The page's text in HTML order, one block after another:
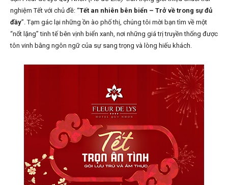
nghiệm Tết với chủ đề: “Tết an nhiên bên biển – Trở về trong sự đủ
đầy”. Tạm gác lại những ồn ào phố thị, chúng tôi mời bạn tìm về một
“nốt lặng” tinh tế bên vịnh biển xanh, nơi những giá trị truyền thống được
tôn vinh bằng ngôn ngữ của sự sang trọng và lòng hiếu khách.